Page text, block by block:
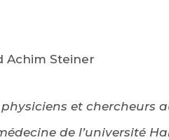
Achim Steiner
et chercheurs
de l’université